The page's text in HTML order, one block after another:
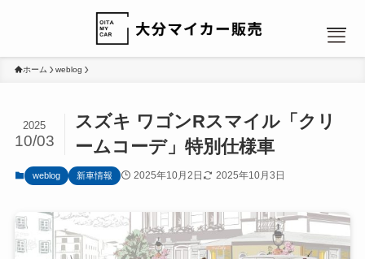
HOME
NEWS
カーリース：人気のヒミツ
ホーム weblog
スズキ ワゴンRスマイル「クリ
ームコーデ」特別仕様車
2025
10/03
weblog 新車情報 2025年10月2日 2025年10月3日